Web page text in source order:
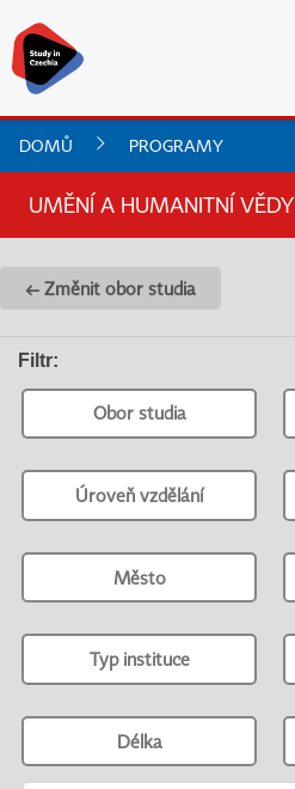
DOMŮ PROGRAMY
UMĚNÍ A HUMANITNÍ VĚDY
← Změnit obor studia
Filtr:
Obor studia
Úroveň vzdělání
Město
Typ instituce
Délka